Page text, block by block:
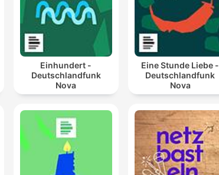
Einhundert -
Deutschlandfunk
Nova
Eine Stunde Liebe -
Deutschlandfunk
Nova